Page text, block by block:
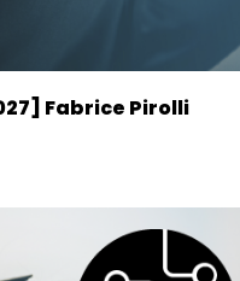
Fabrice Pirolli